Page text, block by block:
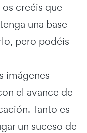
os creéis que
una base
pero podéis
imágenes
el avance de
Tanto es
un suceso de